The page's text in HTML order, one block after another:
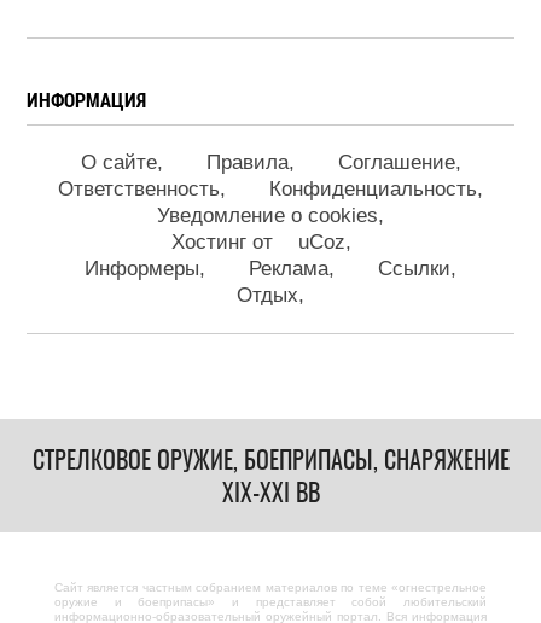
ИНФОРМАЦИЯ
О сайте Правила
Соглашение
Ответственность
Конфиденциальность
Уведомление о cookies
Хостинг от
uCoz
Информеры
Реклама
Ссылки
Отдых
СТРЕЛКОВОЕ ОРУЖИЕ, БОЕПРИПАСЫ, СНАРЯЖЕНИЕ
XIX-XXI ВВ
Сайт является частным собранием материалов по теме «огнестрельное
оружие и боеприпасы» и представляет собой любительский
информационно-образовательный оружейный портал. Вся информация